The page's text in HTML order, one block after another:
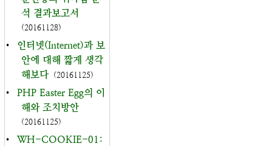
석 결과보고서
(20161128)
•
인터넷(Internet)과 보
안에 대해 짧게 생각
해보다 (20161125)
•
PHP Easter Egg의 이
해와 조치방안
(20161125)
•
WH-COOKIE-01: